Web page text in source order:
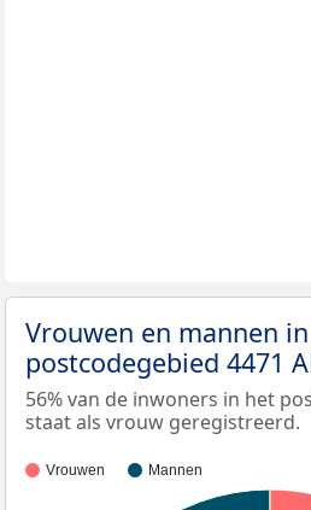
Vrouwen en mannen
postcodegebied 4471
56% van de inwoners in het
staat als vrouw geregistreerd.
Vrouwen Mannen